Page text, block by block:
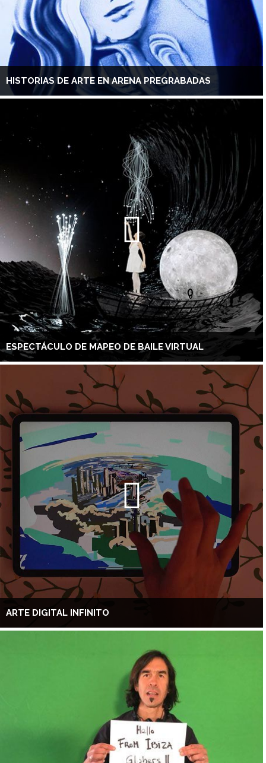
HISTORIAS DE ARTE EN ARENA PREGRABADAS
ESPECTÁCULO DE MAPEO DE BAILE VIRTUAL
ARTE DIGITAL INFINITO